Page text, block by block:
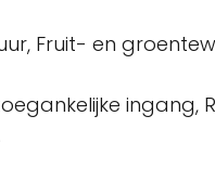
Fruit- en